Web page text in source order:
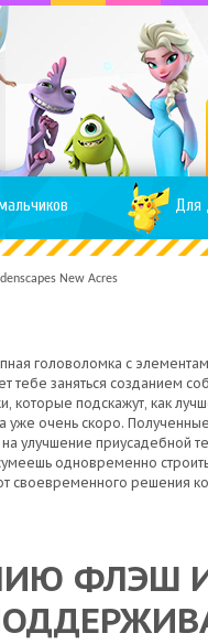
Для
New Acres
головоломка с
тебе заняться созданием
которые подскажут, как
уже очень скоро.
на улучшение приусадебной
одновременно
своевременного решения
ФЛЭШ